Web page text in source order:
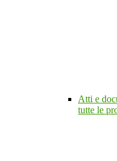
Atti e
tutte le